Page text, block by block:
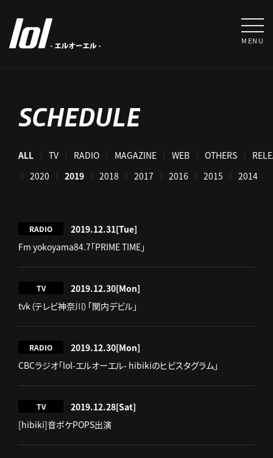
MENU
SCHEDULE
ALL TV RADIO MAGAZINE WEB OTHERS
2020 2019 2018 2017 2016 2015 2014
RADIO 2019.12.31[Tue]
Fm yokoyama84.7「PRIME TIME」
TV 2019.12.30[Mon]
tvk（テレビ神奈川）「関内デビル」
RADIO 2019.12.30[Mon]
CBCラジオ「lol-エルオーエル- hibikiのヒビスタグラム」
TV 2019.12.28[Sat]
[hibiki]音ボケPOPS出演